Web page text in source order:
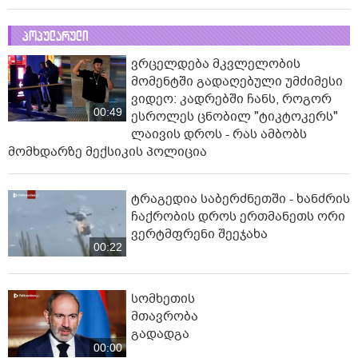
პოპულარული
00:49
ვრცელდება მკვლელობის
მომენტში გადაღებული უმძიმესი
ვიდეო: კადრებში ჩანს, როგორ
ესროლეს ცნობილ "ტიკტოკერს"
ლაივის დროს - რას ამბობს
მომხდარზე მექსიკის პოლიცია
00:22
ტრაგედია საბერძნეთში - ხანძრის
ჩაქრობის დროს ერთმანეთს ორი
ვერტმფრენი შეეჯახა
00:00
სომხეთის
მთავრობა
გადადგა